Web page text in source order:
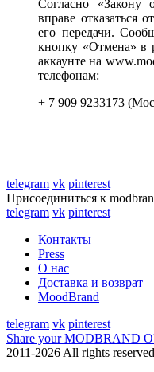
Согласно «Закону
вправе отказаться
его передачи.
кнопку «Отмена» в
аккаунте на
телефонам:
+ 7 909 9233173
telegram vk pinterest
Присоединиться к
telegram vk pinterest
Контакты
Press
О нас
Доставка и возврат
MoodBrand
telegram vk pinterest
Share your MODBRAND
2011-2026 All rights